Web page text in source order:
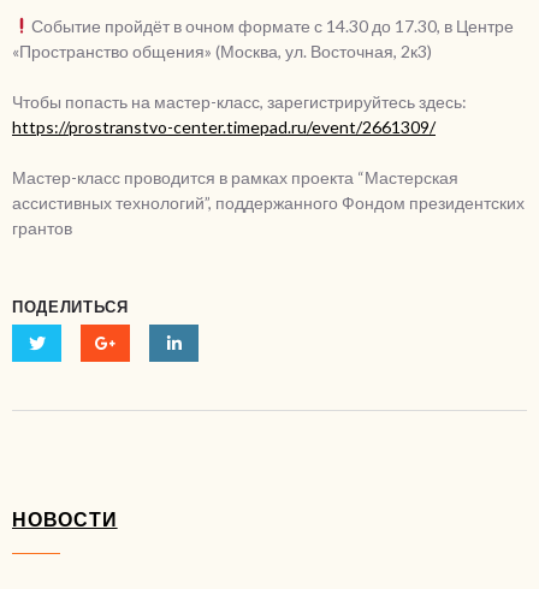
Событие пройдёт в очном формате с 14.30 до 17.30, в Центре
«Пространство общения» (Москва, ул. Восточная, 2к3)
Чтобы попасть на мастер-класс, зарегистрируйтесь здесь:
https://prostranstvo-center.timepad.ru/event/2661309/
Мастер-класс проводится в рамках проекта “Мастерская
ассистивных технологий”, поддержанного Фондом президентских
грантов
ПОДЕЛИТЬСЯ
НОВОСТИ